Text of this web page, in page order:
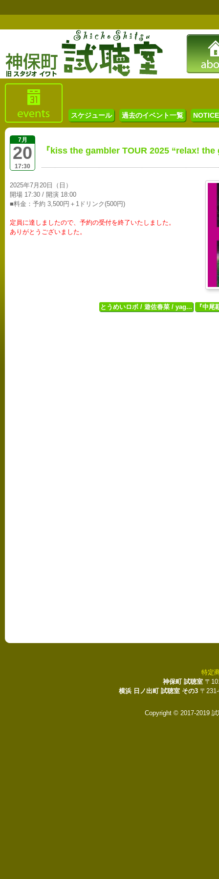
スケジュール 過去のイベント一覧
7月
20
17:30
『kiss the gambler TOUR 2025 “relax!
2025年7月20日（日）
開場 17:30 / 開演 18:00
■料金：予約 3,500円＋1ドリンク(500円)
定員に達しましたので、予約の受付を終了いたしました。
ありがとうございました。
とうめいロボ / 遊佐春菜 / yag... 『中尾
特定
神保町 試聴室 〒
横浜 日ノ出町 試聴室 その3 〒
Copyright © 2017-2019